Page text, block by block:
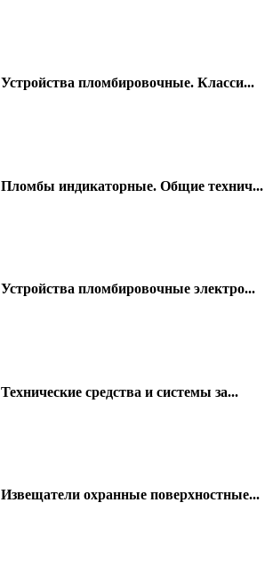
пломбировочные. Класси...
индикаторные. Общие технич...
пломбировочные электро...
средства и системы за...
охранные поверхностные...